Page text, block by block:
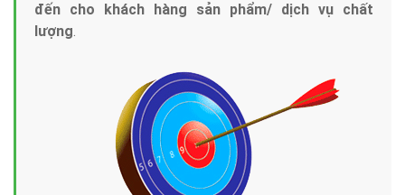
đến cho khách hàng sản phẩm/ dịch vụ chất
lượng.